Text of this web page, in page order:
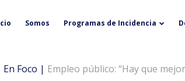
Somos Programas de Incidencia
En Foco | Empleo público: “Hay que